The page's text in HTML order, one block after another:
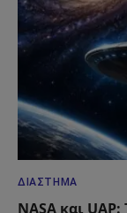
ΔΙΆΣΤΗΜΑ
NASA και